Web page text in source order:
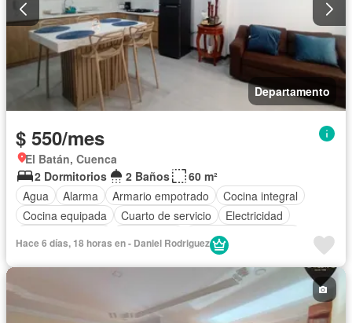
Departamento
$ 550/mes
El Batán, Cuenca
2 Dormitorios
2 Baños
60 m²
Agua
Alarma Armario empotrado
Cocina integral
Cocina equipada
Cuarto de servicio
Electricidad
Garita de guardianía
Completamente amoblado
Hace 6 días, 18 horas en - Daniel Rodriguez